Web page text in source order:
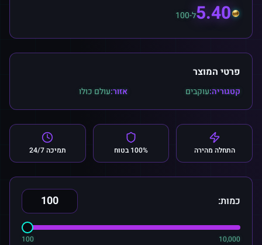
5.40ל-100
פרטי המוצר
קטגוריה:עוקבים אזור:עולם כולו
התחלה מהירה 100% בטוח תמיכה 24/7
כמות:
100 10,000